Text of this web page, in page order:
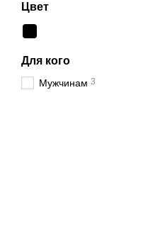
Цвет
Для кого
Мужчинам 3